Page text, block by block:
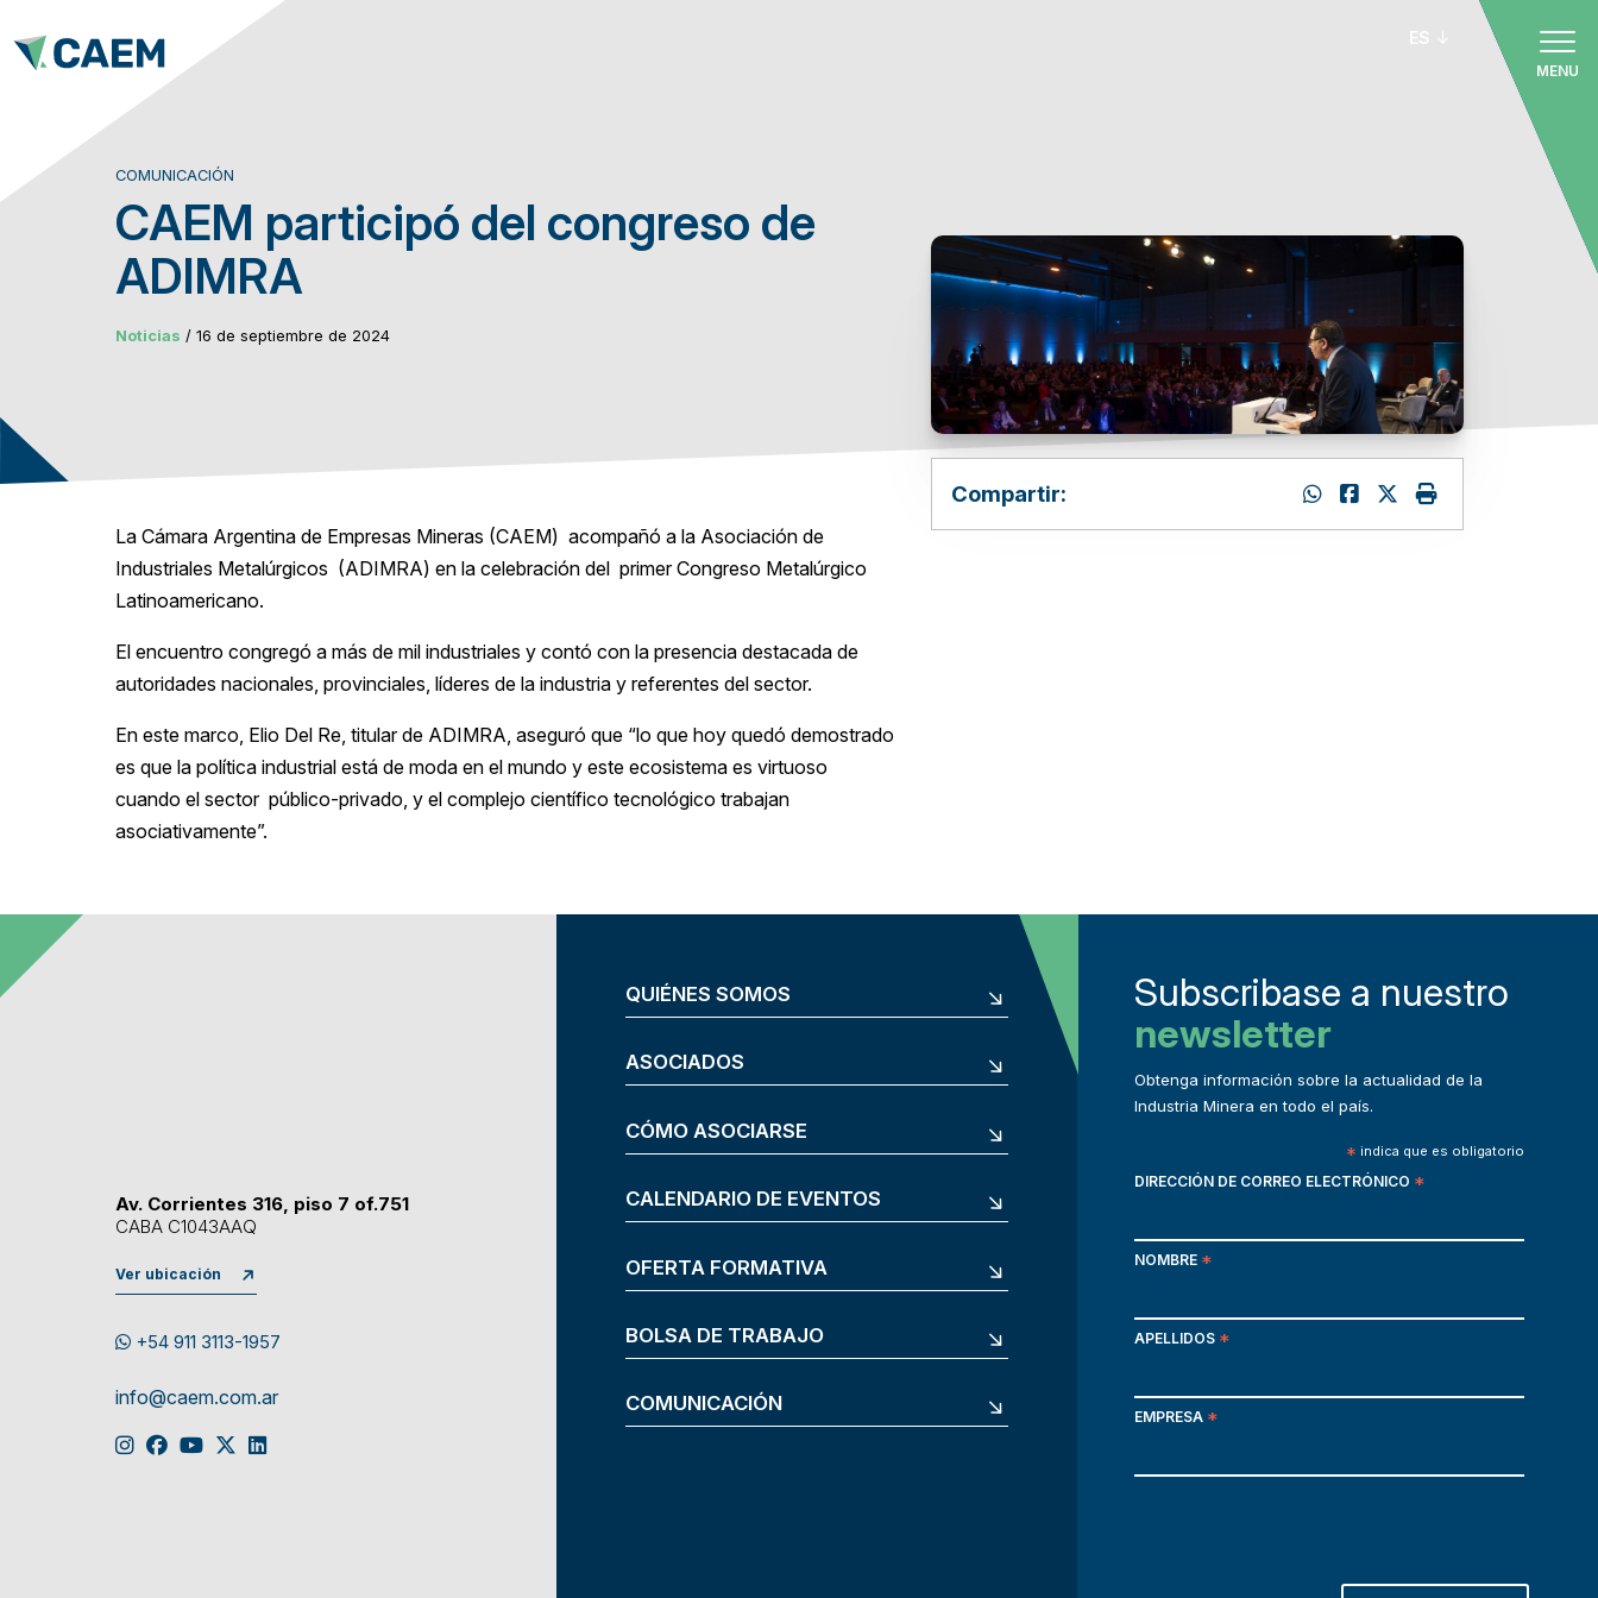
MENU
ES
COMUNICACIÓN
CAEM participó del congreso de
ADIMRA
Noticias / 16 de septiembre de 2024
La Cámara Argentina de Empresas Mineras (CAEM) acompañó a la Asociación de
Industriales Metalúrgicos (ADIMRA) en la celebración del primer Congreso Metalúrgico
Latinoamericano.
El encuentro congregó a más de mil industriales y contó con la presencia destacada de
autoridades nacionales, provinciales, líderes de la industria y referentes del sector.
En este marco, Elio Del Re, titular de ADIMRA, aseguró que “lo que hoy quedó demostrado
es que la política industrial está de moda en el mundo y este ecosistema es virtuoso
cuando el sector público-privado, y el complejo científico tecnológico trabajan
asociativamente”.
Compartir:
Av. Corrientes 316, piso 7 of.751
CABA C1043AAQ
Ver ubicación
+54 911 3113-1957
info@caem.com.ar
QUIÉNES SOMOS
ASOCIADOS
CÓMO ASOCIARSE
CALENDARIO DE EVENTOS
OFERTA FORMATIVA
BOLSA DE TRABAJO
COMUNICACIÓN
Subscribase a nuestro
newsletter
Obtenga información sobre la actualidad de la
Industria Minera en todo el país.
* indica que es obligatorio
DIRECCIÓN DE CORREO ELECTRÓNICO *
NOMBRE *
APELLIDOS *
EMPRESA *